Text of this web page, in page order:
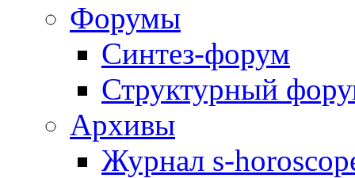
Форумы
Синтез-форум
Структурный
Архивы
Журнал s-